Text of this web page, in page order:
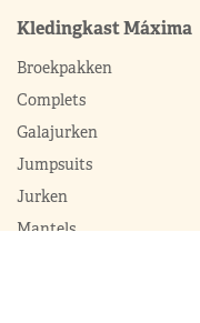
Kledingkast Máxima
Broekpakken
Complets
Galajurken
Jumpsuits
Jurken
Mantels